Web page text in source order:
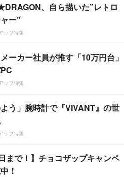
、自ら描いた”レトロ
ー”
ップ特集
メーカー社員が推す「10万円台」
ップ特集
よう」腕時計で『VIVANT』の世
ップ特集
まで！】チョコザップキャンペ
！